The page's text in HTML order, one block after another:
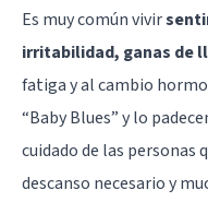
Es muy común vivir
irritabilidad, ganas de
fatiga y al cambio
“Baby Blues” y lo
cuidado de las personas
descanso necesario y